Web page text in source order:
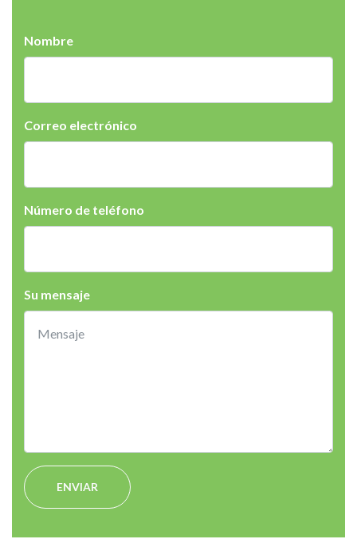
Nombre
Correo electrónico
Número de teléfono
Su mensaje
ENVIAR